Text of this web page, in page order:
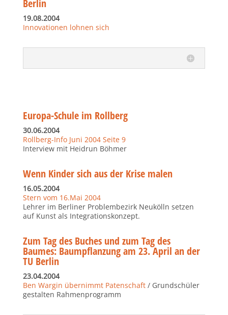
Berlin
19.08.2004
Innovationen lohnen sich
Europa-Schule im Rollberg
30.06.2004
Rollberg-Info Juni 2004 Seite 9
Interview mit Heidrun Böhmer
Wenn Kinder sich aus der Krise malen
16.05.2004
Stern vom 16.Mai 2004
Lehrer im Berliner Problembezirk Neukölln setzen
auf Kunst als Integrationskonzept.
Zum Tag des Buches und zum Tag des
Baumes: Baumpflanzung am 23. April an der
TU Berlin
23.04.2004
Ben Wargin übernimmt Patenschaft/ Grundschüler
gestalten Rahmenprogramm